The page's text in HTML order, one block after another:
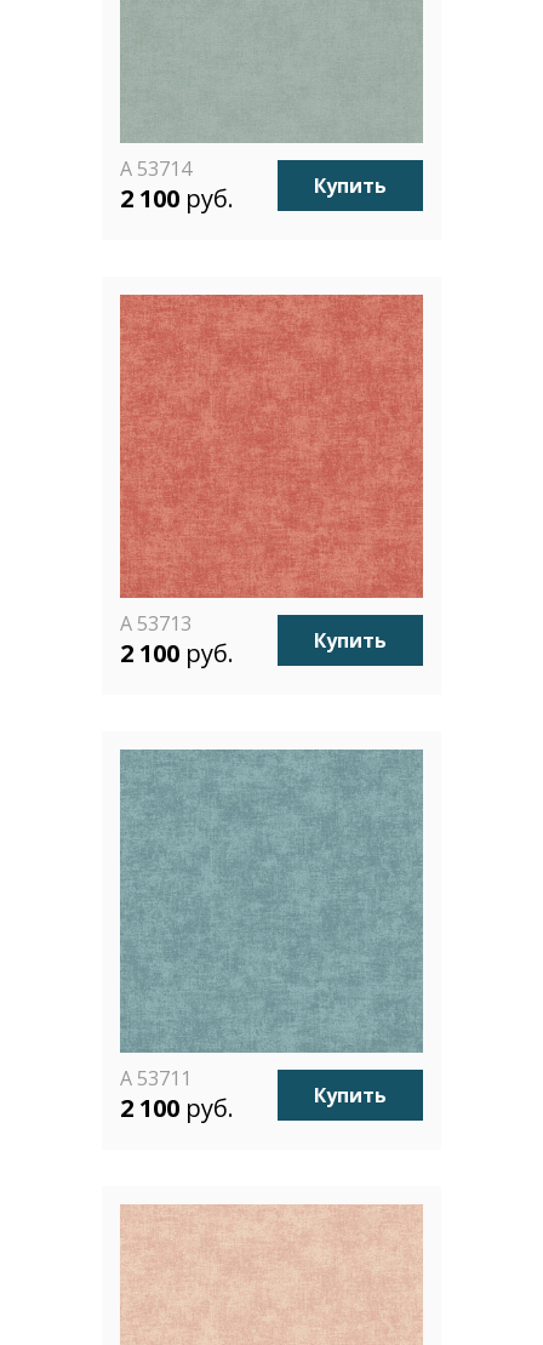
A 53714
2 100 руб. Купить
A 53713
2 100 руб. Купить
A 53711
2 100 руб. Купить